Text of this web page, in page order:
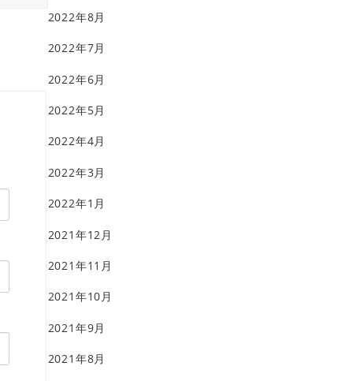
2022年8月
2022年7月
2022年6月
2022年5月
2022年4月
2022年3月
2022年1月
2021年12月
2021年11月
2021年10月
2021年9月
2021年8月